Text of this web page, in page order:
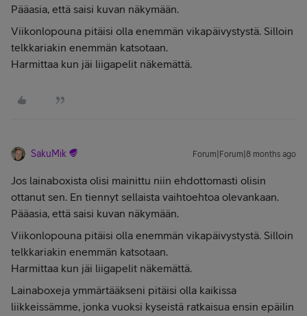
Pääasia, että saisi kuvan näkymään.
Viikonlopouna pitäisi olla enemmän vikapäivystystä. Silloin
telkkariakin enemmän katsotaan.
Harmittaa kun jäi liigapelit näkemättä.
SakuMik Forum|Forum|8 months ago
Jos lainaboxista olisi mainittu niin ehdottomasti olisin
ottanut sen. En tiennyt sellaista vaihtoehtoa olevankaan.
Pääasia, että saisi kuvan näkymään.
Viikonlopouna pitäisi olla enemmän vikapäivystystä. Silloin
telkkariakin enemmän katsotaan.
Harmittaa kun jäi liigapelit näkemättä.
Lainaboxeja ymmärtääkseni pitäisi olla kaikissa
liikkeissämme, jonka vuoksi kyseistä ratkaisua ensin epäilin